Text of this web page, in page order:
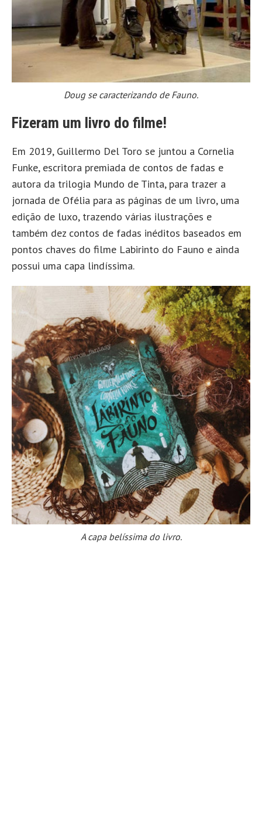
Doug se caracterizando de Fauno.
Fizeram um livro do filme!
Em 2019, Guillermo Del Toro se juntou a Cornelia
Funke, escritora premiada de contos de fadas e
autora da trilogia Mundo de Tinta, para trazer a
jornada de Ofélia para as páginas de um livro, uma
edição de luxo, trazendo várias ilustrações e
também dez contos de fadas inéditos baseados em
pontos chaves do filme Labirinto do Fauno e ainda
possui uma capa lindíssima.
A capa belíssima do livro.